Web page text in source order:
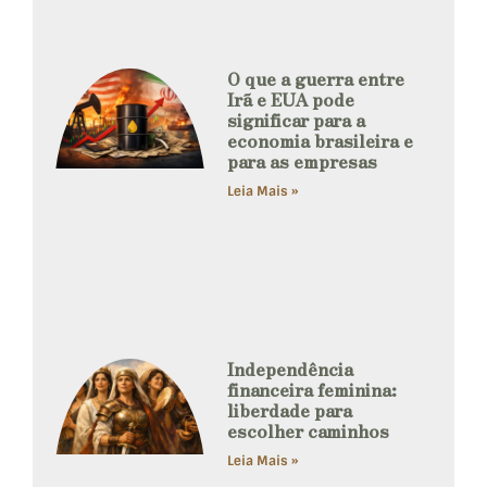
O que a guerra entre
Irã e EUA pode
significar para a
economia brasileira e
para as empresas
Leia Mais »
Independência
financeira feminina:
liberdade para
escolher caminhos
Leia Mais »